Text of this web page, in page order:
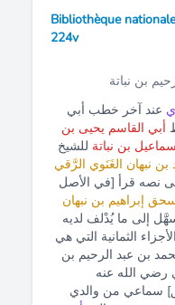
Bibliothèque
224v
بن نباتة
عند آخر خطب أبي
أبي القاسم يحيى بن
بن نباتة للشيخ
نبهان الغَنَوي الرَّقي
نصه قرأ [في الأصل
إبراهيم بن نبهان
إلى ما يُدْلف لديه
الثمانية التي هي
بن عبد الرحيم بن
رضي الله عنه
سماعي من والدي